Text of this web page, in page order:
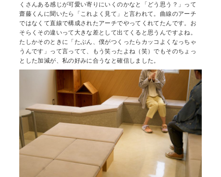
くさんある感じが可愛い寄りにいくのかなと「どう思う？」って
齋藤くんに聞いたら「これよく見て」と言われて。曲線のアーチ
ではなくて直線で構成されたアーチでやってくれてたんです。お
そらくその違いって大きな差として出てくると思うんですよね。
たしかそのときに「たぶん、僕がつくったらカッコよくなっちゃ
うんです」って言ってて、もう笑ったよね（笑）でもそのちょっ
とした加減が、私の好みに合うなと確信しました。